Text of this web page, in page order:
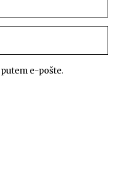
e-pošte.